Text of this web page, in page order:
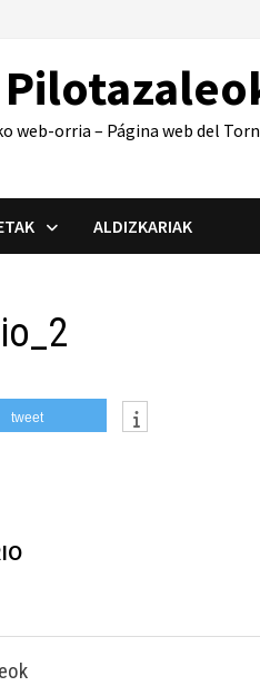
web-orria – Página web del
ALDIZKARIAK
tweet